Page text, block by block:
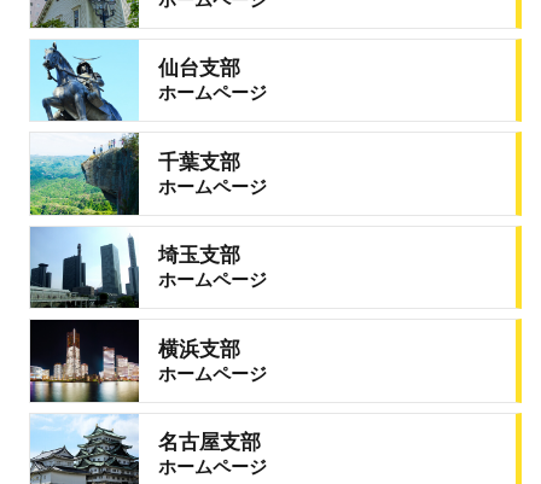
仙台支部
ホームページ
千葉支部
ホームページ
埼玉支部
ホームページ
横浜支部
ホームページ
名古屋支部
ホームページ